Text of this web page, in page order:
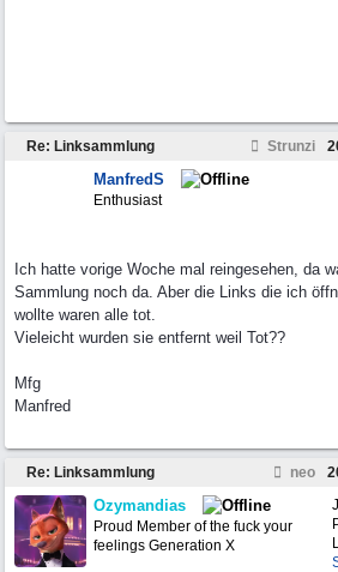
Re: Linksammlung Strunzi
ManfredS
Enthusiast
Ich hatte vorige Woche mal reingesehen, da
Sammlung noch da. Aber die Links die ich
wollte waren alle tot.
Vieleicht wurden sie entfernt weil Tot??
Mfg
Manfred
Re: Linksammlung neo
Ozymandias
Proud Member of the fuck your
feelings Generation X